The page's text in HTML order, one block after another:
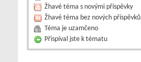
Žhavé téma s novými příspěvky
Žhavé téma bez nových příspěvků
Téma je uzamčeno
Přispíval jste k tématu